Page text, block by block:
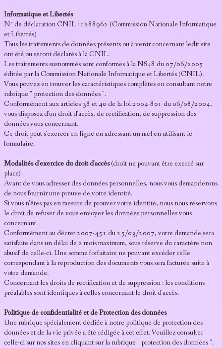
Informatique et Libertés
N° de déclaration CNIL : 1288962 (Commission Nationale Informatique
et Libertés)
Tous les traitements de données présents ou à venir concernant ledit site
ont été ou seront déclarés à la CNIL.
Les traitements susnommés sont conformes à la NS48 du 07/06/2005
éditée par la Commission Nationale Informatique et Libertés (CNIL).
Vous pouvez en trouver les caractéristiques complètes en consultant notre
rubrique " protection des données ".
Conformément aux articles 38 et 40 de la loi 2004-801 du 06/08/2004,
vous disposez d'un droit d'accès, de rectification, de suppression des
données vous concernant.
Ce droit peut s'exercer en ligne en adressant un mél en utilisant le
formulaire.
Modalités d'exercice du droit d'accès(droit ne pouvant être exercé sur
place)
Avant de vous adresser des données personnelles, nous vous demanderons
de nous fournir une preuve de votre identité.
Si vous n'êtes pas en mesure de prouver votre identité, nous nous réservons
le droit de refuser de vous envoyer les données personnelles vous
concernant.
Conformément au décret 2007-451 du 25/03/2007, votre demande sera
satisfaite dans un délai de 2 mois maximum, sous réserve du caractère non
abusif de celle-ci. Une somme forfaitaire ne pouvant excéder celle
correspondant à la reproduction des documents vous sera facturée suite à
votre demande.
Concernant les droits de rectification et de suppression : les conditions
préalables sont identiques à celles concernant le droit d'accès.
Politique de confidentialité et de Protection des données
Une rubrique spécialement dédiée à notre politique de protection des
données et de la vie privée a été rédigée à cet effet. Veuillez consulter
celle-ci sur nos sites en cliquant sur la rubrique " protection des données ".